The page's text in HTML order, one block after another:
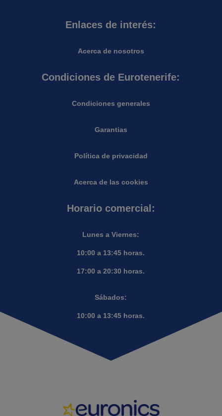
Enlaces de interés:
Acerca de nosotros
Condiciones de Eurotenerife:
Condiciones generales
Garantias
Política de privacidad
Acerca de las cookies
Horario comercial:
Lunes a Viernes:
10:00 a 13:45 horas.
17:00 a 20:30 horas.
Sábados:
10:00 a 13:45 horas.